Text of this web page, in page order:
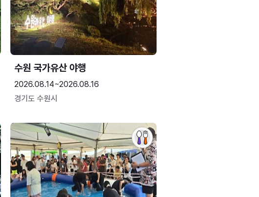
수원 국가유산 야행
2026.08.14~2026.08.16
경기도 수원시